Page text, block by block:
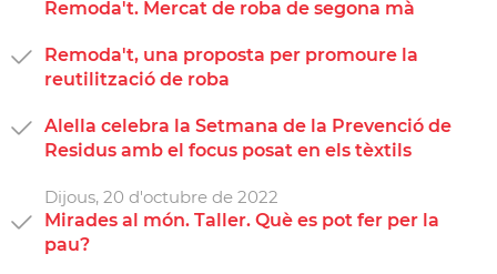
Remoda't. Mercat de roba de segona mà
Remoda't, una proposta per promoure la
reutilització de roba
Alella celebra la Setmana de la Prevenció de
Residus amb el focus posat en els tèxtils
Dijous, 20 d'octubre de 2022
Mirades al món. Taller. Què es pot fer per la
pau?